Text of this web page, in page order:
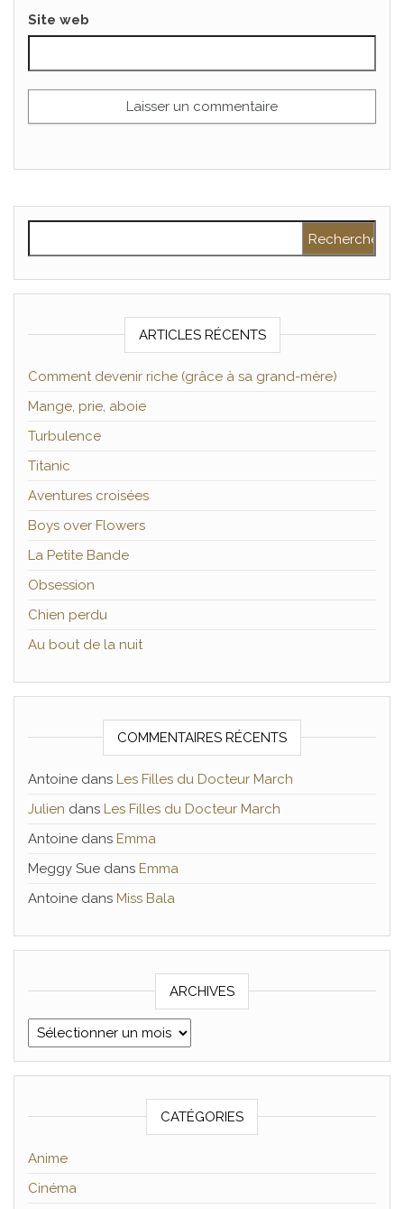
Site web
ARTICLES RÉCENTS
Comment devenir riche (grâce à sa grand-mère)
Mange, prie, aboie
Turbulence
Titanic
Aventures croisées
Boys over Flowers
La Petite Bande
Obsession
Chien perdu
Au bout de la nuit
COMMENTAIRES RÉCENTS
Antoine dans Les Filles du Docteur March
Julien dans Les Filles du Docteur March
Antoine dans Emma
Meggy Sue dans Emma
Antoine dans Miss Bala
ARCHIVES
Archives
CATÉGORIES
Anime
Cinéma